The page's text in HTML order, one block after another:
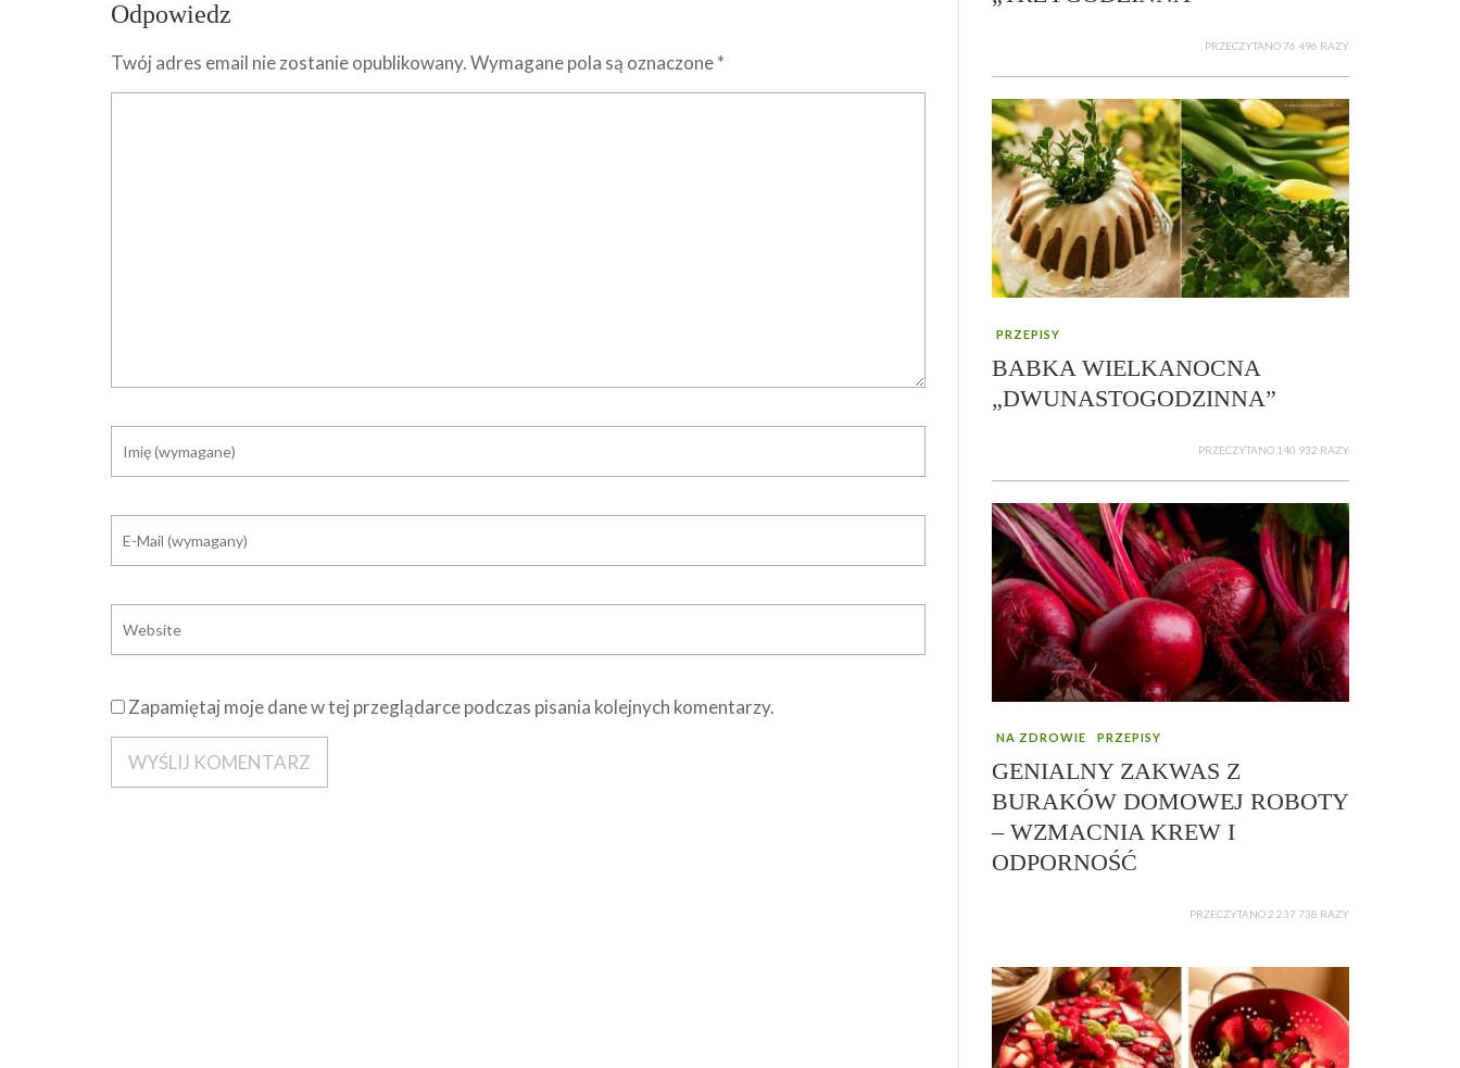
Odpowiedz
Twój adres email nie zostanie opublikowany.Wymagane pola są oznaczone*
Zapamiętaj moje dane w tej przeglądarce podczas pisania kolejnych komentarzy.
PRZECZYTANO 76 496 RAZY
PRZEPISY
BABKA WIELKANOCNA
„DWUNASTOGODZINNA”
PRZECZYTANO 140 932 RAZY
NA ZDROWIE PRZEPISY
GENIALNY ZAKWAS Z
BURAKÓW DOMOWEJ ROBOTY
– WZMACNIA KREW I
ODPORNOŚĆ
PRZECZYTANO 2 237 738 RAZY